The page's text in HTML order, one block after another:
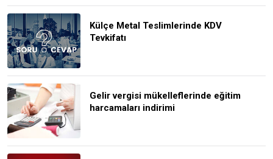
Külçe Metal Teslimlerinde KDV
Tevkifatı
Gelir vergisi mükelleflerinde eğitim
harcamaları indirimi